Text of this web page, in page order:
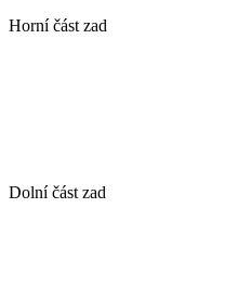
Horní část zad
Dolní část zad